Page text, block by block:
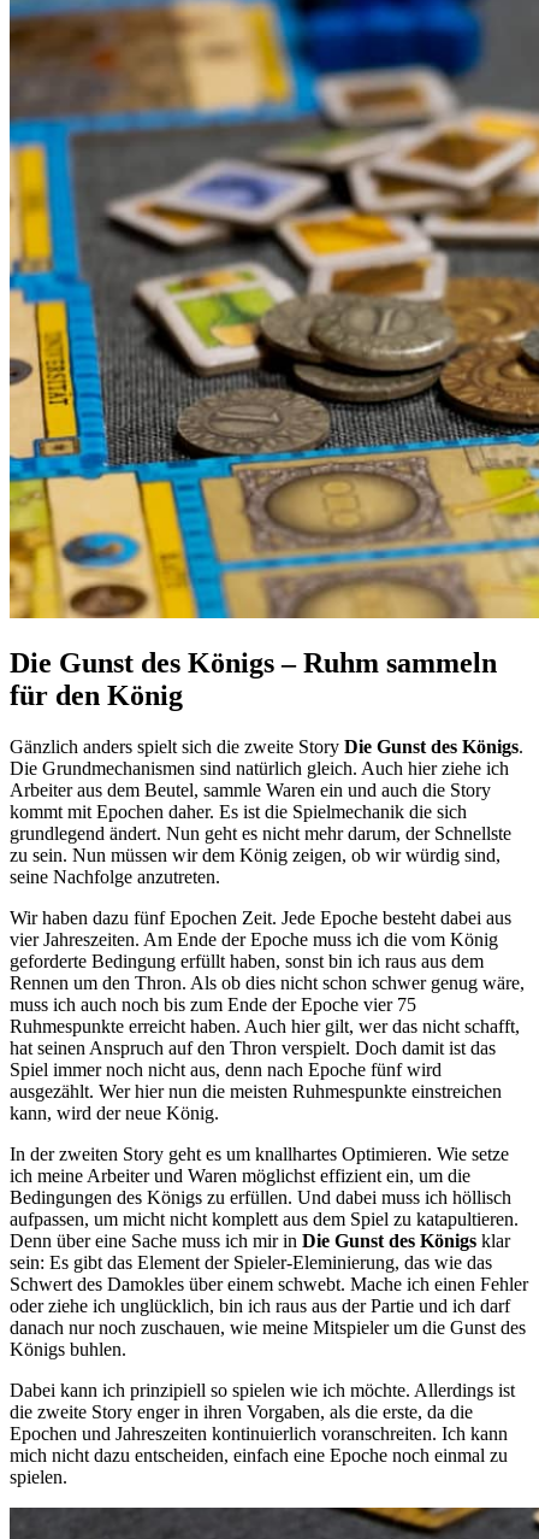
Die Gunst des Königs – Ruhm sammeln
für den König
Gänzlich anders spielt sich die zweite Story Die Gunst des Königs.
Die Grundmechanismen sind natürlich gleich. Auch hier ziehe ich
Arbeiter aus dem Beutel, sammle Waren ein und auch die Story
kommt mit Epochen daher. Es ist die Spielmechanik die sich
grundlegend ändert. Nun geht es nicht mehr darum, der Schnellste
zu sein. Nun müssen wir dem König zeigen, ob wir würdig sind,
seine Nachfolge anzutreten.
Wir haben dazu fünf Epochen Zeit. Jede Epoche besteht dabei aus
vier Jahreszeiten. Am Ende der Epoche muss ich die vom König
geforderte Bedingung erfüllt haben, sonst bin ich raus aus dem
Rennen um den Thron. Als ob dies nicht schon schwer genug wäre,
muss ich auch noch bis zum Ende der Epoche vier 75
Ruhmespunkte erreicht haben. Auch hier gilt, wer das nicht schafft,
hat seinen Anspruch auf den Thron verspielt. Doch damit ist das
Spiel immer noch nicht aus, denn nach Epoche fünf wird
ausgezählt. Wer hier nun die meisten Ruhmespunkte einstreichen
kann, wird der neue König.
In der zweiten Story geht es um knallhartes Optimieren. Wie setze
ich meine Arbeiter und Waren möglichst effizient ein, um die
Bedingungen des Königs zu erfüllen. Und dabei muss ich höllisch
aufpassen, um micht nicht komplett aus dem Spiel zu katapultieren.
Denn über eine Sache muss ich mir in Die Gunst des Königs klar
sein: Es gibt das Element der Spieler-Eleminierung, das wie das
Schwert des Damokles über einem schwebt. Mache ich einen Fehler
oder ziehe ich unglücklich, bin ich raus aus der Partie und ich darf
danach nur noch zuschauen, wie meine Mitspieler um die Gunst des
Königs buhlen.
Dabei kann ich prinzipiell so spielen wie ich möchte. Allerdings ist
die zweite Story enger in ihren Vorgaben, als die erste, da die
Epochen und Jahreszeiten kontinuierlich voranschreiten. Ich kann
mich nicht dazu entscheiden, einfach eine Epoche noch einmal zu
spielen.